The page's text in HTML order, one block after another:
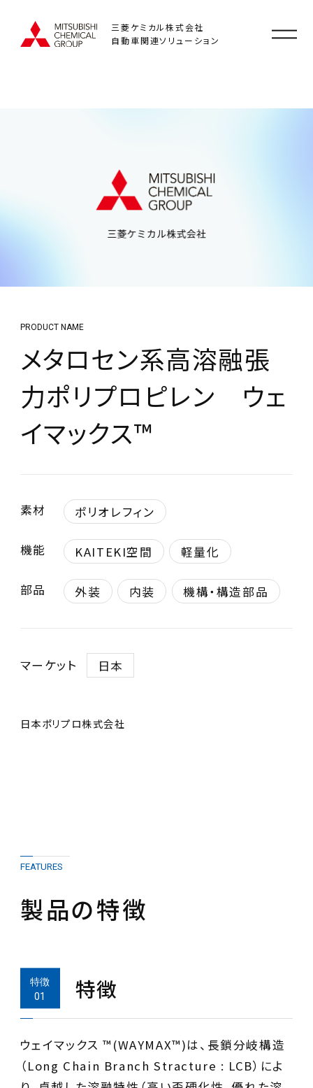
三菱ケミカル株式会社
自動車関連ソリューション
PRODUCT NAME
メタロセン系高溶融張
力ポリプロピレン ウェ
イマックス™
素材 ポリオレフィン
機能 KAITEKI空間 軽量化
部品 外装 内装 機構・構造部品
マーケット 日本
日本ポリプロ株式会社
FEATURES
製品の特徴
特徴
ウェイマックス ™(WAYMAX™)は、長鎖分岐構造
（Long Chain Branch Stracture : LCB）によ